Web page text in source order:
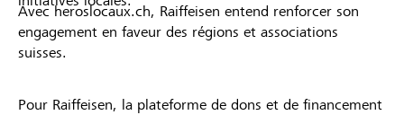
Avec heroslocaux.ch, Raiffeisen entend renforcer son
engagement en faveur des régions et associations
suisses.
Pour Raiffeisen, la plateforme de dons et de financement